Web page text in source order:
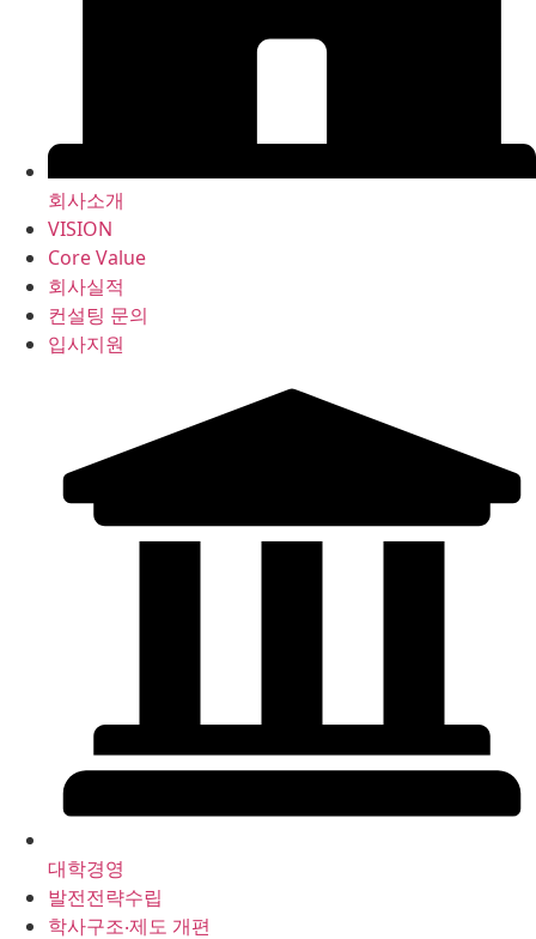
회사소개
VISION
Core Value
회사실적
컨설팅 문의
입사지원
대학경영
발전전략수립
학사구조‧제도 개편